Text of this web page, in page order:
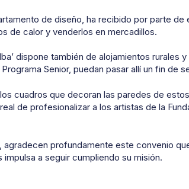
de diseño, ha recibido por parte
de calor y venderlos en mercadillos.
dispone también de alojamientos
Senior, puedan pasar allí un fin de
cuadros que decoran las paredes de
de profesionalizar a los artistas de la
agradecen profundamente este convenio
impulsa a seguir cumpliendo su misión.